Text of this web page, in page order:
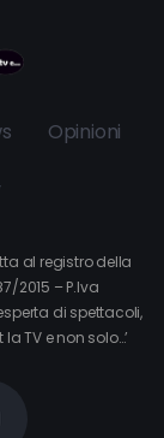
Opinioni
al registro della
2015 – P.Iva
di spettacoli,
TV e non solo…’